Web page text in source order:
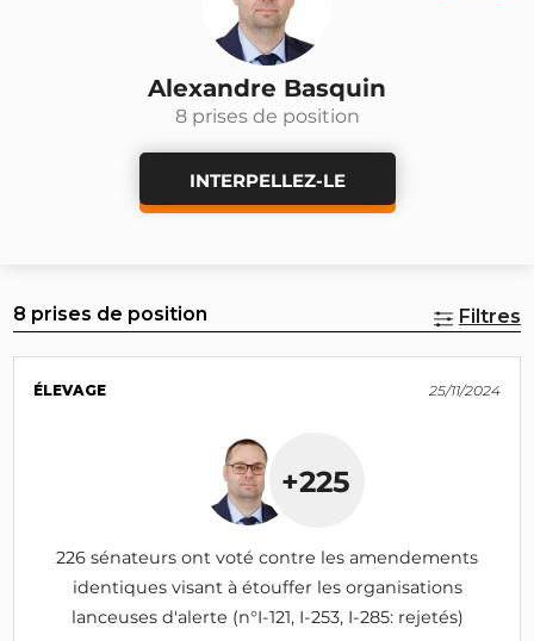
Alexandre Basquin
8 prises de position
INTERPELLEZ-LE
8 prises de position Filtres
ÉLEVAGE 25/11/2024
+225
226 sénateurs ont voté contre les amendements
identiques visant à étouffer les organisations
lanceuses d'alerte (n°I-121, I-253, I-285: rejetés)